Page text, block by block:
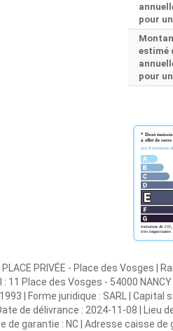
pour
estimé
pour
PRIVÉE - Place des Vosges |
11 Place des Vosges - 54000
| Forme juridique : SARL | Capital
de délivrance : 2024-11-08 | Lieu
de garantie : NC | Adresse caisse